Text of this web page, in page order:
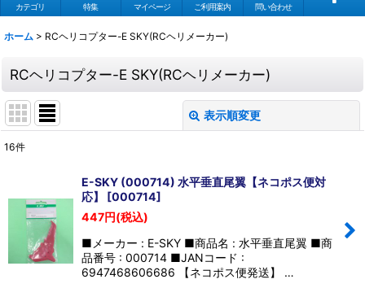
カテゴリ 特集 マイページ ご利用案内 問い合わせ
ホーム > RCヘリコプター-E SKY(RCヘリメーカー)
RCヘリコプター-E SKY(RCヘリメーカー)
表示順変更
在庫あり
並び順 :
絞り込む
16件
E-SKY (000714) 水平垂直尾翼【ネコポス便対
応】 [000714]
447円(税込)
■メーカー : E-SKY ■商品名 : 水平垂直尾翼 ■商
品番号 : 000714 ■JANコード :
6947468606686 【ネコポス便発送】 …